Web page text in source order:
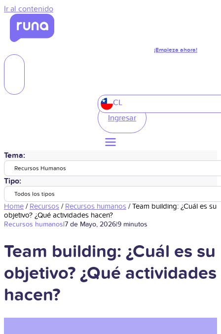
Ir al contenido
¡Empieza ahora!
CL
Ingresar
Tema:
Recursos Humanos
Tipo:
Todos los tipos
Home / Recursos / Recursos humanos /Team building: ¿Cuál es su
objetivo? ¿Qué actividades hacen?
Recursos humanos|7 de Mayo, 2026|9 minutos
Team building: ¿Cuál es su
objetivo? ¿Qué actividades
hacen?